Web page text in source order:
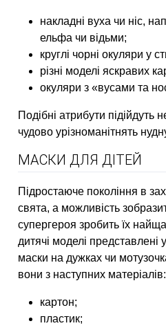
накладні вуха чи ніс,
ельфа чи відьми;
круглі чорні окуляри у
різні моделі яскравих
окуляри з «вусами та
Подібні атрибути підійдуть
чудово урізноманітнять
МАСКИ ДЛЯ ДІТЕЙ
Підростаюче покоління в
свята, а можливість
супергероя зробить їх
дитячі моделі
маски на дужках чи
вони з наступних матеріалів:
картон;
пластик;